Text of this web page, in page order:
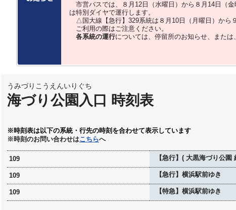
市営バスでは、８⽉12⽇（水曜日）から８⽉14⽇（
は特別ダイヤで運⾏します。
△国大線【急行】329系統は８月10日（月曜日）から
ご利用の際はご注意ください。
各系統の運行については、停留所のお知らせ、または、
うみづりこうえんいりぐち
海づり公園入口 時刻表
※時刻表は以下の系統・行先の時刻を合わせて表示しています
※時刻のお問い合わせはこちらへ
109 【急行】( 大黒海づり公園
109 【急行】横浜駅前ゆき
109 【特急】横浜駅前ゆき